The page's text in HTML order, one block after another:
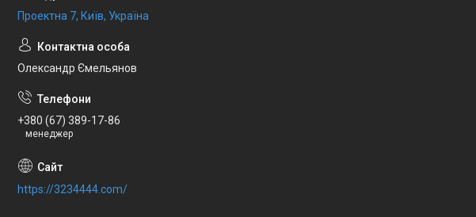
Проектна 7, Київ, Україна
Олександр Ємельянов
+380 (67) 389-17-86
менеджер
https://3234444.com/